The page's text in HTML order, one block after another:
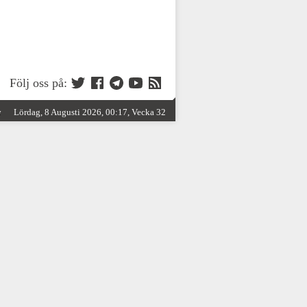
Följ oss på:
Lördag, 8 Augusti 2026, 00:17, Vecka 32